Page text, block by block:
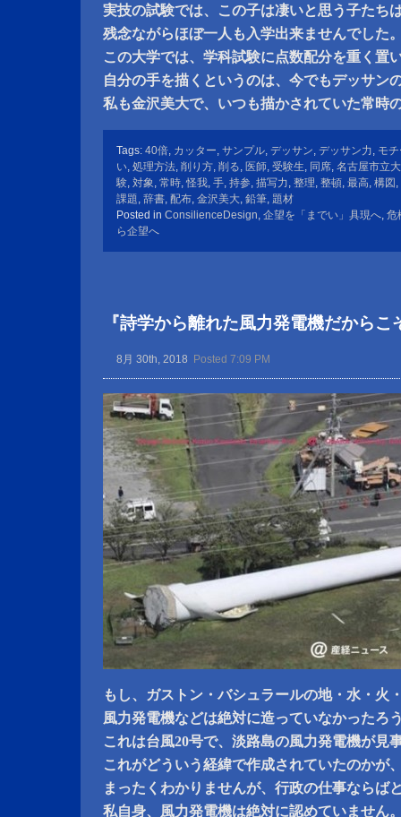
実技の試験では、この子は凄いと思う子たち
残念ながらほぼ一人も入学出来ませんでした
この大学では、学科試験に点数配分を重く置
自分の手を描くというのは、今でもデッサン
私も金沢美大で、いつも描かされていた常時
Tags: 40倍, カッター, サンプル, デッサン, デッサン力, モ
い, 処理方法, 削り方, 削る, 医師, 受験生, 同席, 名古屋市立
験, 対象, 常時,怪我, 手, 持参, 描写力, 整理, 整頓, 最高, 構図 ,
課題, 辞書, 配布, 金沢美大, 鉛筆, 題材
Posted in ConsilienceDesign, 企望を「までい」具現へ, 危
ら企望へ
『詩学から離れた風力発電機だからこ
8月 30th, 2018 Posted 7:09 PM
もし、ガストン・バシュラールの地・水・火
風力発電機などは絶対に造っていなかったろ
これは台風20号で、淡路島の風力発電機が見
これがどういう経緯で作成されていたのかが
まったくわかりませんが、行政の仕事ならば
私自身、風力発電機は絶対に認めていません